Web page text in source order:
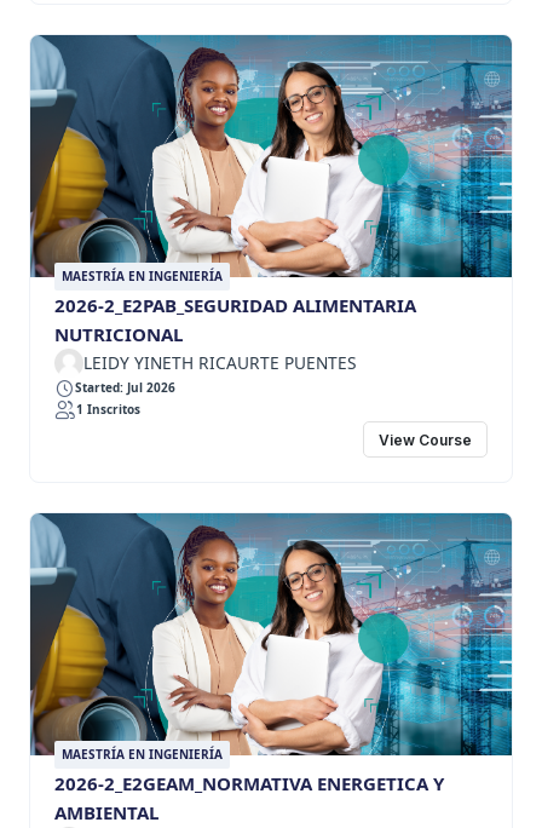
MAESTRÍA EN INGENIERÍA
2026-2_E2PAB_SEGURIDAD ALIMENTARIA
NUTRICIONAL
LEIDY YINETH RICAURTE PUENTES
Started: Jul 2026
1 Inscritos
View Course
MAESTRÍA EN INGENIERÍA
2026-2_E2GEAM_NORMATIVA ENERGETICA Y
AMBIENTAL